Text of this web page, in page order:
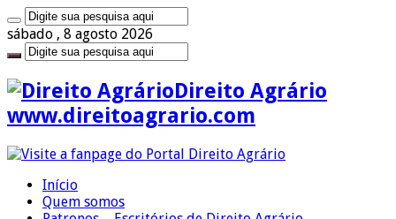
sábado , 8 agosto 2026
Direito Agrário
www.direitoagrario.com
Início
Quem somos